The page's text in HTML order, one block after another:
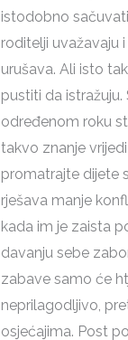
istodobno
roditelji uvažavaju
urušava. Ali isto
pustiti da
određenom roku
takvo znanje
promatrajte dijete
rješava manje
kada im je zaista
davanju sebe
zabave samo će
neprilagodljivo,
osjećajima. Post